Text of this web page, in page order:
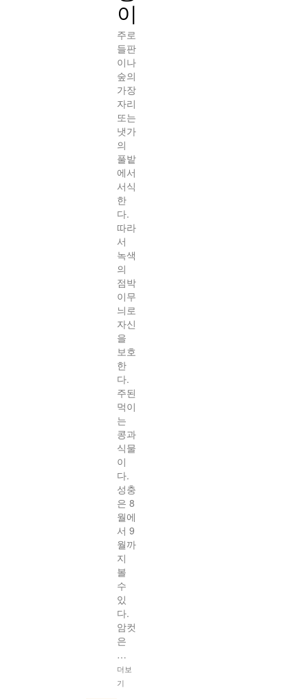
이
주로
들판
이나
숲의
가장
자리
또는
냇가
의
풀밭
에서
서식
한
다.
따라
서
녹색
의
점박
이무
늬로
자신
을
보호
한
다.
주된
먹이
는
콩과
식물
이
다.
성충
은 8
월에
서 9
월까
지
볼
수
있
다.
암컷
은
…
더보
기